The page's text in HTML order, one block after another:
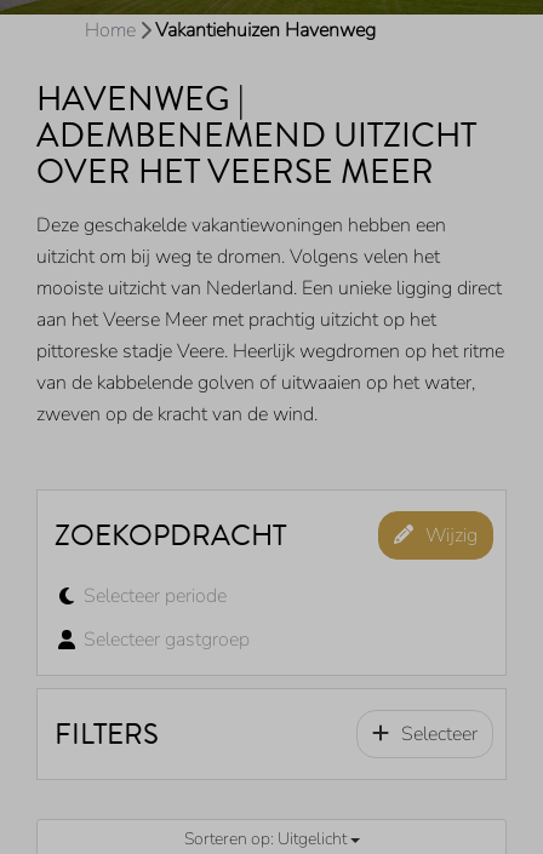
Home Vakantiehuizen Havenweg
HAVENWEG |
ADEMBENEMEND UITZICHT
OVER HET VEERSE MEER
Deze geschakelde vakantiewoningen hebben een
uitzicht om bij weg te dromen. Volgens velen het
mooiste uitzicht van Nederland. Een unieke ligging direct
aan het Veerse Meer met prachtig uitzicht op het
pittoreske stadje Veere. Heerlijk wegdromen op het ritme
van de kabbelende golven of uitwaaien op het water,
zweven op de kracht van de wind.
ZOEKOPDRACHT Wijzig
Selecteer periode
Selecteer gastgroep
FILTERS Selecteer
Sorteren op: Uitgelicht